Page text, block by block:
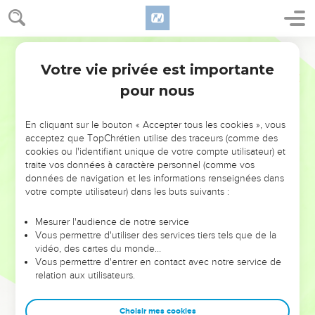
NE MANQUEZ PAS L’ÉVÉNEMENT
DE L’ANNÉE !
ET SI LEURS ERREURS POUVAIENT VOUS ÉVITER LES
VOTRES ?
leur foi ou leur vision. Mais on voit moins les doutes, les erreurs
et les saisons difficiles qu'ils ont traversés, alors même que ce
sont elles qui les ont façonnés.
Dans cette conférence, leaders, entrepreneurs, et responsables
clés pour avancer avec plus de sagesse afin que leurs erreurs
Votre vie privée est importante
pour nous
En cliquant sur le bouton « Accepter tous les cookies », vous
acceptez que TopChrétien utilise des traceurs (comme des
cookies ou l'identifiant unique de votre compte utilisateur) et
traite vos données à caractère personnel (comme vos
données de navigation et les informations renseignées dans
votre compte utilisateur) dans les buts suivants :
Mesurer l'audience de notre service
Vous permettre d'utiliser des services tiers tels que de la
vidéo, des cartes du monde…
Vous permettre d'entrer en contact avec notre service de
relation aux utilisateurs.
Choisir mes cookies